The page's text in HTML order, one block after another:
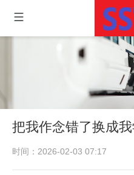
把我作念错了换成
时间：2026-02-03 07:17